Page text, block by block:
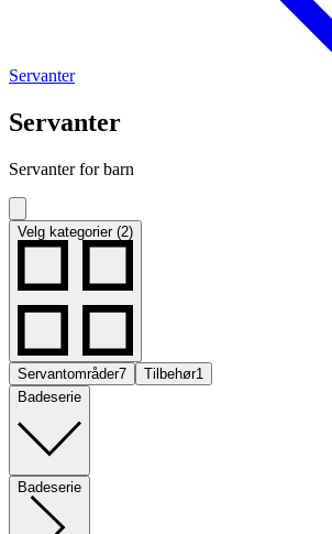
Servanter
Servanter
Servanter for barn
Velg kategorier (2)
Servantområder7 Tilbehør1
Badeserie
Badeserie